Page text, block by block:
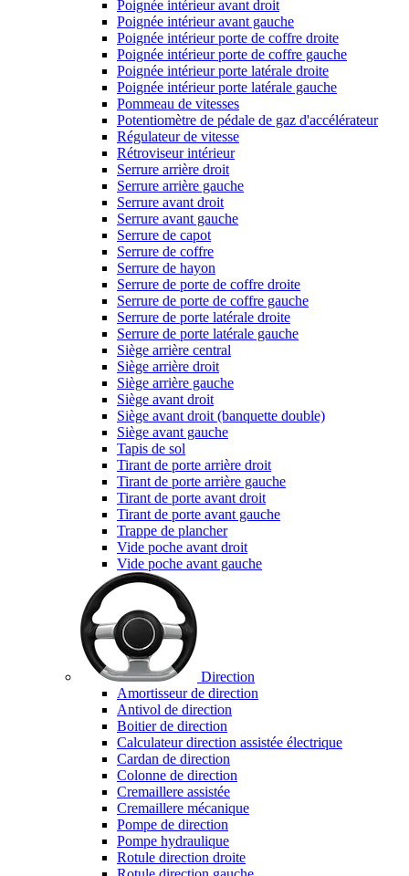
Poignée intérieur avant droit
Poignée intérieur avant gauche
Poignée intérieur porte de coffre droite
Poignée intérieur porte de coffre gauche
Poignée intérieur porte latérale droite
Poignée intérieur porte latérale gauche
Pommeau de vitesses
Potentiomètre de pédale de gaz d'accélérateur
Régulateur de vitesse
Rétroviseur intérieur
Serrure arrière droit
Serrure arrière gauche
Serrure avant droit
Serrure avant gauche
Serrure de capot
Serrure de coffre
Serrure de hayon
Serrure de porte de coffre droite
Serrure de porte de coffre gauche
Serrure de porte latérale droite
Serrure de porte latérale gauche
Siège arrière central
Siège arrière droit
Siège arrière gauche
Siège avant droit
Siège avant droit (banquette double)
Siège avant gauche
Tapis de sol
Tirant de porte arrière droit
Tirant de porte arrière gauche
Tirant de porte avant droit
Tirant de porte avant gauche
Trappe de plancher
Vide poche avant droit
Vide poche avant gauche
Direction
Amortisseur de direction
Antivol de direction
Boitier de direction
Calculateur direction assistée électrique
Cardan de direction
Colonne de direction
Cremaillere assistée
Cremaillere mécanique
Pompe de direction
Pompe hydraulique
Rotule direction droite